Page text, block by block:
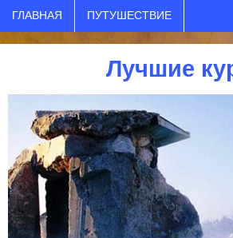
ГЛАВНАЯ ПУТУШЕСТВИЕ
Лучшие